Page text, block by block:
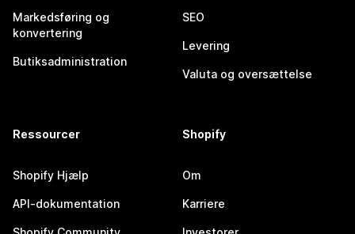
Markedsføring og
konvertering
Butiksadministration
SEO
Levering
Valuta og oversættelse
Ressourcer
Shopify Hjælp
API-dokumentation
Shopify
Om
Karriere